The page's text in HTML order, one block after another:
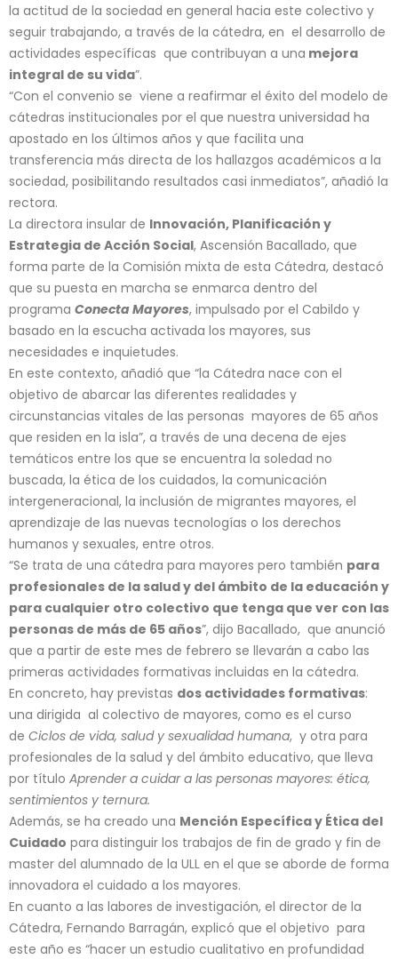
la actitud de la sociedad en general hacia este colectivo y
seguir trabajando, a través de la cátedra, en el desarrollo de
actividades específicas que contribuyan a una mejora
integral de su vida”.
“Con el convenio se viene a reafirmar el éxito del modelo de
cátedras institucionales por el que nuestra universidad ha
apostado en los últimos años y que facilita una
transferencia más directa de los hallazgos académicos a la
sociedad, posibilitando resultados casi inmediatos”, añadió la
rectora.
La directora insular de Innovación, Planificación y
Estrategia de Acción Social, Ascensión Bacallado, que
forma parte de la Comisión mixta de esta Cátedra, destacó
que su puesta en marcha se enmarca dentro del
programa Conecta Mayores, impulsado por el Cabildo y
basado en la escucha activada los mayores, sus
necesidades e inquietudes.
En este contexto, añadió que “la Cátedra nace con el
objetivo de abarcar las diferentes realidades y
circunstancias vitales de las personas mayores de 65 años
que residen en la isla”, a través de una decena de ejes
temáticos entre los que se encuentra la soledad no
buscada, la ética de los cuidados, la comunicación
intergeneracional, la inclusión de migrantes mayores, el
aprendizaje de las nuevas tecnologías o los derechos
humanos y sexuales, entre otros.
“Se trata de una cátedra para mayores pero también para
profesionales de la salud y del ámbito de la educación y
para cualquier otro colectivo que tenga que ver con las
personas de más de 65 años”, dijo Bacallado, que anunció
que a partir de este mes de febrero se llevarán a cabo las
primeras actividades formativas incluidas en la cátedra.
En concreto, hay previstas dos actividades formativas:
una dirigida al colectivo de mayores, como es el curso
de Ciclos de vida, salud y sexualidad humana, y otra para
profesionales de la salud y del ámbito educativo, que lleva
por título Aprender a cuidar a las personas mayores: ética,
sentimientos y ternura.
Además, se ha creado una Mención Específica y Ética del
Cuidado para distinguir los trabajos de fin de grado y fin de
master del alumnado de la ULL en el que se aborde de forma
innovadora el cuidado a los mayores.
En cuanto a las labores de investigación, el director de la
Cátedra, Fernando Barragán, explicó que el objetivo para
este año es “hacer un estudio cualitativo en profundidad